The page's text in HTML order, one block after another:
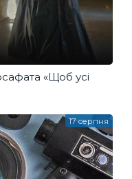
«Щоб усі
17 серпня